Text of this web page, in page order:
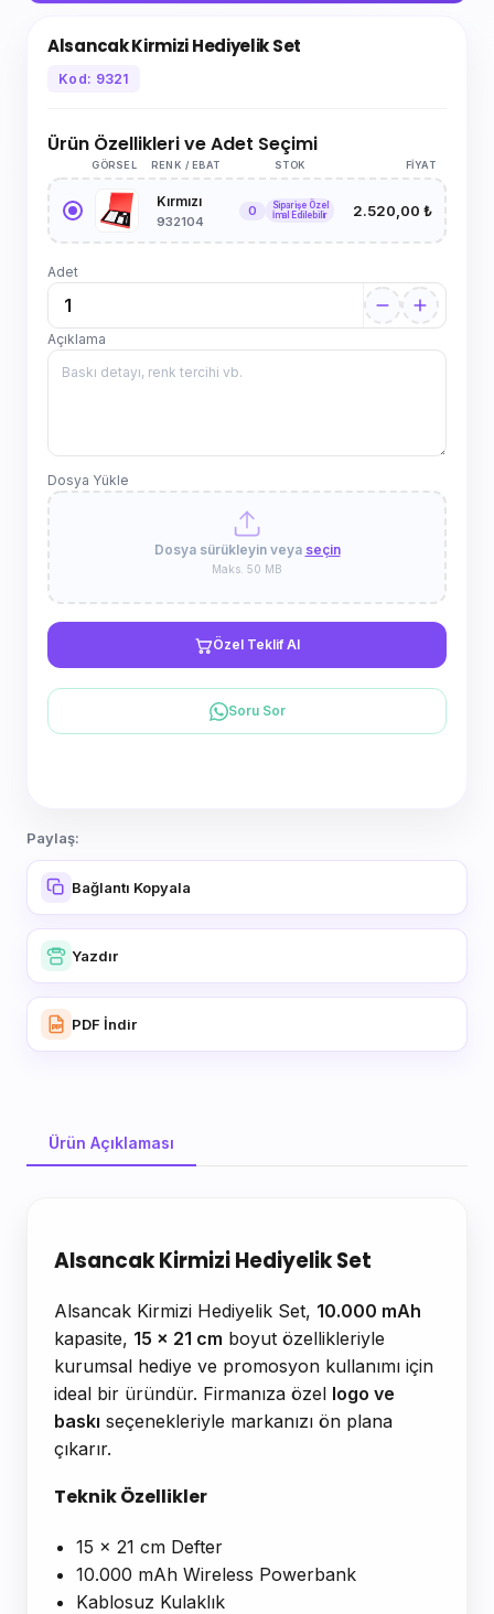
Alsancak Kirmizi Hediyelik Set
Kod: 9321
Ürün Özellikleri ve Adet Seçimi
GÖRSEL RENK / EBAT STOK FIYAT
Kırmızı
932104
0
Siparişe Özel
İmal Edilebilir
2.520,00 ₺
Adet
Açıklama
Dosya Yükle
Dosya sürükleyin veya seçin
Maks. 50 MB
Özel Teklif Al
Soru Sor
Paylaş:
Bağlantı Kopyala
Yazdır
PDF İndir
Ürün Açıklaması
Alsancak Kirmizi Hediyelik Set
Alsancak Kirmizi Hediyelik Set, 10.000 mAh
kapasite, 15 x 21 cm boyut özellikleriyle
kurumsal hediye ve promosyon kullanımı için
ideal bir üründür. Firmanıza özel logo ve
baskı seçenekleriyle markanızı ön plana
çıkarır.
Teknik Özellikler
15 x 21 cm Defter
10.000 mAh Wireless Powerbank
Kablosuz Kulaklık